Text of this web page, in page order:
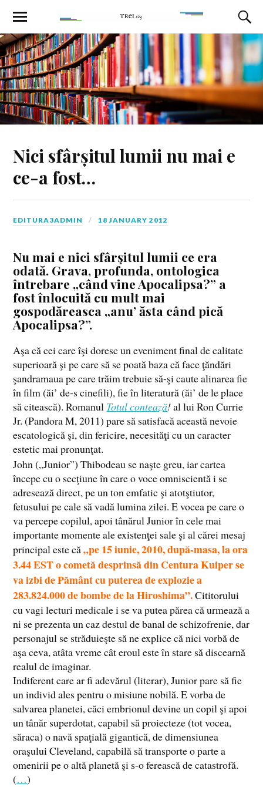
Nici sfârșitul lumii nu mai e
ce-a fost…
EDITURA3ADMIN 18 JANUARY 2012
Nu mai e nici sfârşitul lumii ce era
odată. Grava, profunda, ontologica
întrebare „când vine Apocalipsa?” a
fost înlocuită cu mult mai
gospodăreasca „anu’ ăsta când pică
Apocalipsa?”.
Aşa că cei care îşi doresc un eveniment final de calitate
superioară şi pe care să se poată baza că face ţăndări
şandramaua pe care trăim trebuie să-şi caute alinarea fie
în film (ăi’ de-s cinefili), fie în literatură (ăi’ de le place
să citească). Romanul Totul contează!al lui Ron Currie
Jr. (Pandora M, 2011) pare să satisfacă această nevoie
escatologică şi, din fericire, necesităţi cu un caracter
estetic mai pronunţat.
John („Junior”) Thibodeau se naşte greu, iar cartea
începe cu o secţiune în care o voce omniscientă i se
adresează direct, pe un ton emfatic şi atotştiutor,
fetusului pe cale să vadă lumina zilei. E vocea pe care o
va percepe copilul, apoi tânărul Junior în cele mai
importante momente ale existenţei sale şi al cărei mesaj
principal este că„pe 15 iunie, 2010, după-masa, la ora
3.44 EST o cometă desprinsă din Centura Kuiper se
va izbi de Pământ cu puterea de explozie a
283.824.000 de bombe de la Hiroshima”.Cititorului
cu vagi lecturi medicale i se va putea părea că urmează a
ni se prezenta un caz destul de banal de schizofrenie, dar
personajul se străduieşte să ne explice că nici vorbă de
aşa ceva, atâta vreme cât eroul este în stare să discearnă
realul de imaginar.
Indiferent care ar fi adevărul (literar), Junior pare să fie
un individ ales pentru o misiune nobilă. E vorba de
salvarea planetei, căci embrionul devine un copil şi apoi
un tânăr superdotat, capabil să proiecteze (tot vocea,
săraca) o navă spaţială gigantică, de dimensiunea
oraşului Cleveland, capabilă să transporte o parte a
omenirii pe o altă planetă şi s-o ferească de catastrofă.
(…)